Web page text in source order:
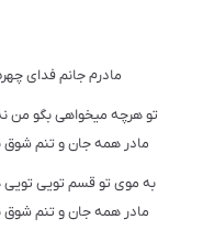
مادرم جانم فدای
تو هرچه میخواهی بگو من
مادر همه جان و تنم
به موی تو قسم تویی
مادر همه جان و تنم